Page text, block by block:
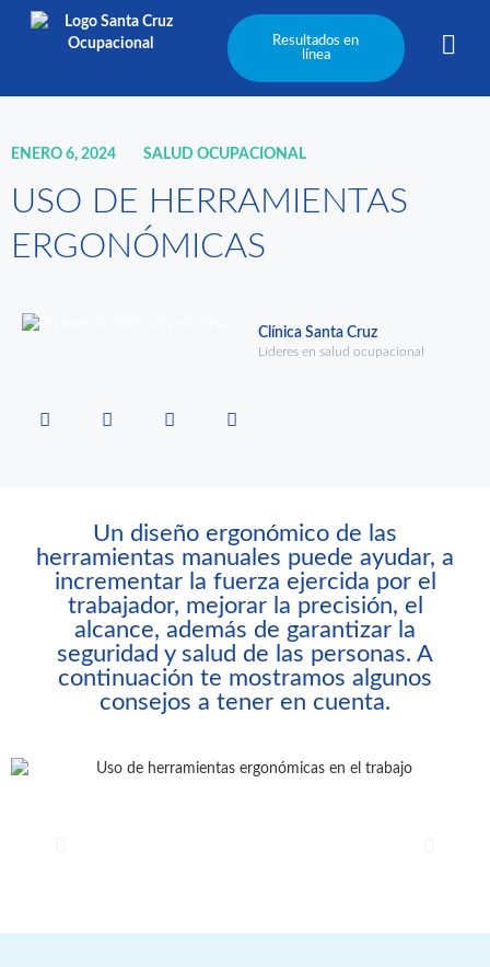
Resultados en
línea
ENERO 6, 2024 SALUD OCUPACIONAL
USO DE HERRAMIENTAS
ERGONÓMICAS
Clínica Santa Cruz
Líderes en salud ocupacional
Un diseño ergonómico de las
herramientas manuales puede ayudar, a
incrementar la fuerza ejercida por el
trabajador, mejorar la precisión, el
alcance, además de garantizar la
seguridad y salud de las personas. A
continuación te mostramos algunos
consejos a tener en cuenta.